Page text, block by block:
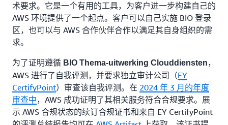
术要求。它是一个有用的工具，为客户进一步构建自己的
AWS 环境提供了一个起点。客户可以自己实施 BIO 登录
区，也可以与 AWS 合作伙伴合作以满足其自身组织的需
求。
为了证明遵循 BIO Thema-uitwerking Clouddiensten，
AWS 进行了自我评测，并要求独立审计公司（EY
CertifyPoint）审查该自我评测。在 2024 年 3 月的年度
审查中，AWS 成功证明了其相关服务符合合规要求。展
示 AWS 合规状态的续订合规证书和来自 EY CertifyPoint